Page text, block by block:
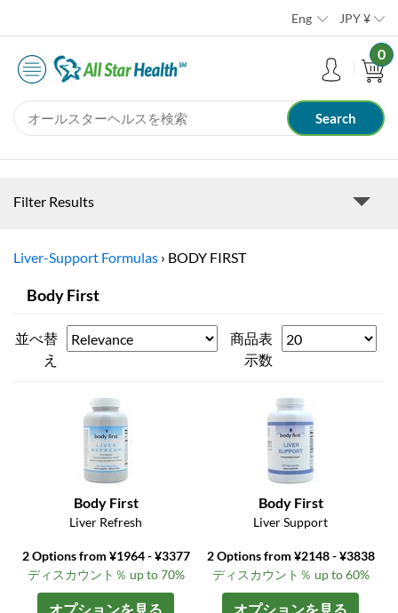
Eng JPY¥
0
Filter Results
Liver-Support Formulas › BODY FIRST
Body First
並べ替
え
商品表
示数
Body First
Liver Refresh
2 Options from ¥1964 - ¥3377
ディスカウント％ up to 70%
オプションを見る
Body First
Liver Support
2 Options from ¥2148 - ¥3838
ディスカウント％ up to 60%
オプションを見る